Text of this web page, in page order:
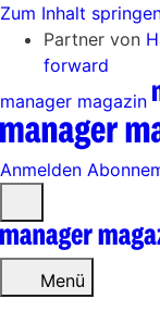
Zum Inhalt
Partner von
forward
manager magazin
Anmelden
öffnen
Menü